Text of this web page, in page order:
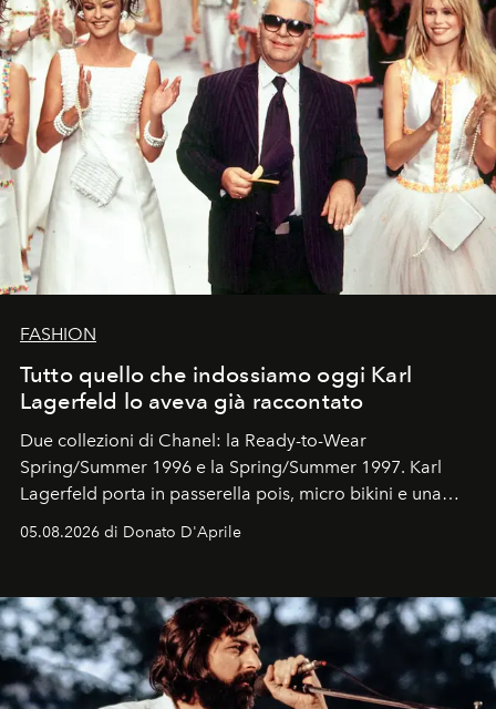
FASHION
Tutto quello che indossiamo oggi Karl
Lagerfeld lo aveva già raccontato
Due collezioni di Chanel: la Ready-to-Wear
Spring/Summer 1996 e la Spring/Summer 1997. Karl
Lagerfeld porta in passerella pois, micro bikini e una
logomania pensata per la spiaggia
Kate, Claudia e Carla una dietro l'altra. Trent'anni dopo,
uno dei documenti più contemporanei che abbiamo.
05.08.2026 di Donato D'Aprile